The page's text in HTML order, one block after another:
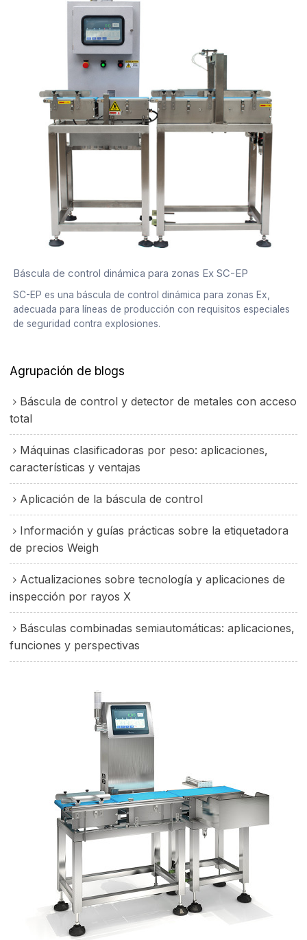
Báscula de control dinámica para zonas Ex SC-EP
SC-EP es una báscula de control dinámica para zonas Ex,
adecuada para líneas de producción con requisitos especiales
de seguridad contra explosiones.
Agrupación de blogs
Báscula de control y detector de metales con acceso
total
Máquinas clasificadoras por peso: aplicaciones,
características y ventajas
Aplicación de la báscula de control
Información y guías prácticas sobre la etiquetadora
de precios Weigh
Actualizaciones sobre tecnología y aplicaciones de
inspección por rayos X
Básculas combinadas semiautomáticas: aplicaciones,
funciones y perspectivas